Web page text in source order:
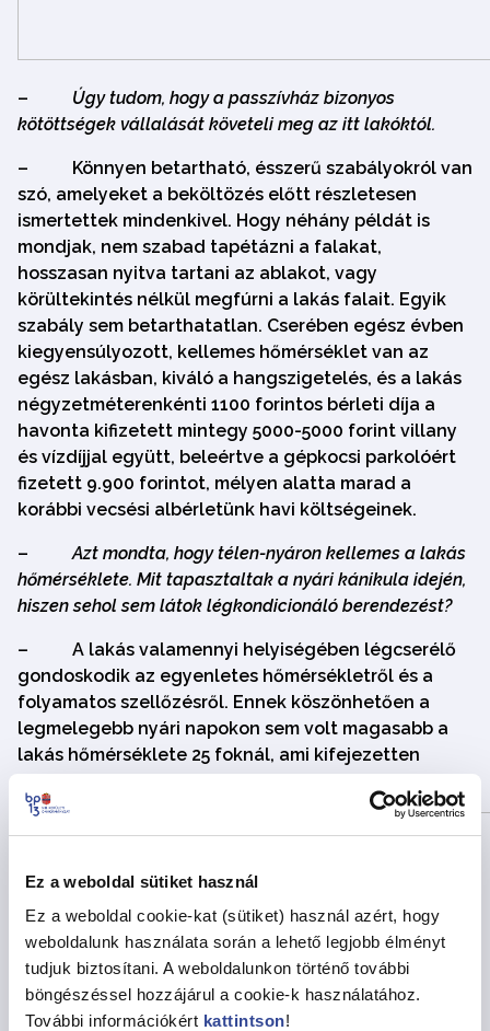
Ez a weboldal sütiket használ
Ez a weboldal cookie-kat (sütiket) használ azért, hogy
weboldalunk használata során a lehető legjobb élményt
tudjuk biztosítani. A weboldalunkon történő további
böngészéssel hozzájárul a cookie-k használatához.
További információkért kattintson!
– Úgy tudom, hogy a passzívház bizonyos
kötöttségek vállalását követeli meg az itt lakóktól.
– Könnyen betartható, ésszerű szabályokról van
szó, amelyeket a beköltözés előtt részletesen
ismertettek mindenkivel. Hogy néhány példát is
mondjak, nem szabad tapétázni a falakat,
hosszasan nyitva tartani az ablakot, vagy
körültekintés nélkül megfúrni a lakás falait. Egyik
szabály sem betarthatatlan. Cserében egész évben
kiegyensúlyozott, kellemes hőmérséklet van az
egész lakásban, kiváló a hangszigetelés, és a lakás
négyzetméterenkénti 1100 forintos bérleti díja a
havonta kifizetett mintegy 5000-5000 forint villany
és vízdíjjal együtt, beleértve a gépkocsi parkolóért
fizetett 9.900 forintot, mélyen alatta marad a
korábbi vecsési albérletünk havi költségeinek.
–Azt mondta, hogy télen-nyáron kellemes a lakás
hőmérséklete. Mit tapasztaltak a nyári kánikula idején,
hiszen sehol sem látok légkondicionáló berendezést?
– A lakás valamennyi helyiségében légcserélő
gondoskodik az egyenletes hőmérsékletről és a
folyamatos szellőzésről. Ennek köszönhetően a
legmelegebb nyári napokon sem volt magasabb a
lakás hőmérséklete 25 foknál, ami kifejezetten
kellemes volt.